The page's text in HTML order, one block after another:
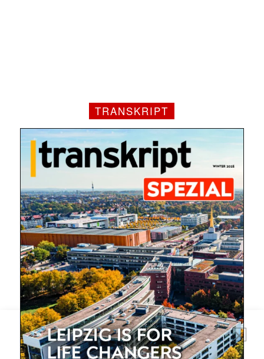
Mit dem |transkript-Newsletter
jede Woche aktuell informiert.
E-
Mail
(erforderlich)
TRANSKRIPT